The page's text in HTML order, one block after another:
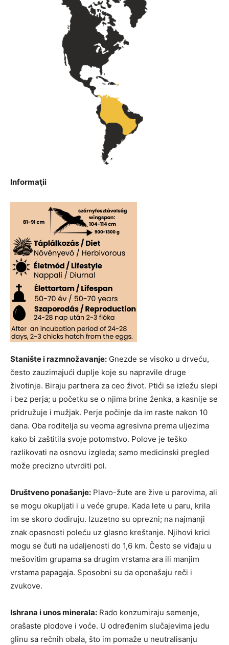
Informaţii
Stanište i razmnožavanje: Gnezde se visoko u drveću,
često zauzimajući duplje koje su napravile druge
životinje. Biraju partnera za ceo život. Ptići se izležu slepi
i bez perja; u početku se o njima brine ženka, a kasnije se
pridružuje i mužjak. Perje počinje da im raste nakon 10
dana. Oba roditelja su veoma agresivna prema uljezima
kako bi zaštitila svoje potomstvo. Polove je teško
razlikovati na osnovu izgleda; samo medicinski pregled
može precizno utvrditi pol.
Društveno ponašanje: Plavo-žute are žive u parovima, ali
se mogu okupljati i u veće grupe. Kada lete u paru, krila
im se skoro dodiruju. Izuzetno su oprezni; na najmanji
znak opasnosti poleću uz glasno kreštanje. Njihovi krici
mogu se čuti na udaljenosti do 1,6 km. Često se viđaju u
mešovitim grupama sa drugim vrstama ara ili manjim
vrstama papagaja. Sposobni su da oponašaju reči i
zvukove.
Ishrana i unos minerala: Rado konzumiraju semenje,
orašaste plodove i voće. U određenim slučajevima jedu
glinu sa rečnih obala, što im pomaže u neutralisanju